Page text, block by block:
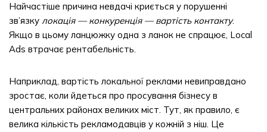
Найчастіше причина невдачі криється у порушенні
зв’язку локація — конкуренція — вартість контакту.
Якщо в цьому ланцюжку одна з ланок не спрацює, Local
Ads втрачає рентабельність.
Наприклад, вартість локальної реклами невиправдано
зростає, коли йдеться про просування бізнесу в
центральних районах великих міст. Тут, як правило, є
велика кількість рекламодавців у кожній з ніш. Це